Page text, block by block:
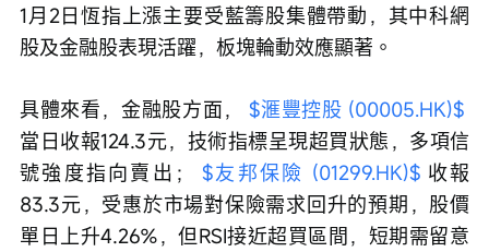
1月2日恆指上漲主要受藍籌股集體帶動，其中科網
股及金融股表現活躍，板塊輪動效應顯著。
具體來看，金融股方面， $滙豐控股 (00005.HK)$
當日收報124.3元，技術指標呈現超買狀態，多項信
號強度指向賣出； $友邦保險 (01299.HK)$ 收報
83.3元，受惠於市場對保險需求回升的預期，股價
單日上升4.26%，但RSI接近超買區間，短期需留意